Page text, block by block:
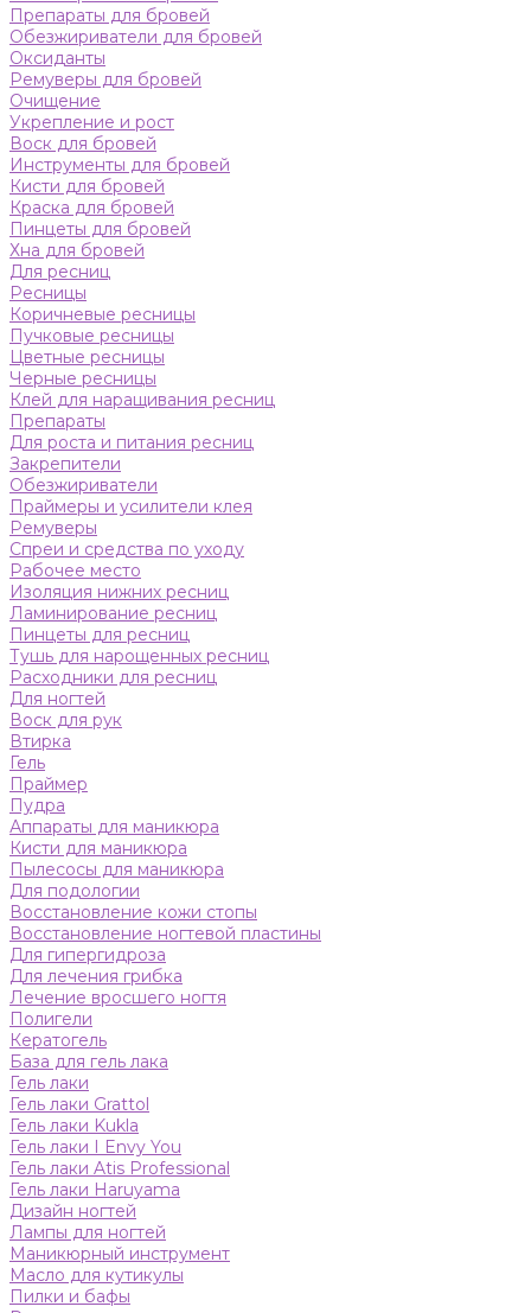
Препараты для бровей
Обезжириватели для бровей
Оксиданты
Ремуверы для бровей
Очищение
Укрепление и рост
Воск для бровей
Инструменты для бровей
Кисти для бровей
Краска для бровей
Пинцеты для бровей
Хна для бровей
Для ресниц
Ресницы
Коричневые ресницы
Пучковые ресницы
Цветные ресницы
Черные ресницы
Клей для наращивания ресниц
Препараты
Для роста и питания ресниц
Закрепители
Обезжириватели
Праймеры и усилители клея
Ремуверы
Спреи и средства по уходу
Рабочее место
Изоляция нижних ресниц
Ламинирование ресниц
Пинцеты для ресниц
Тушь для нарощенных ресниц
Расходники для ресниц
Для ногтей
Воск для рук
Втирка
Гель
Праймер
Пудра
Аппараты для маникюра
Кисти для маникюра
Пылесосы для маникюра
Для подологии
Восстановление кожи стопы
Восстановление ногтевой пластины
Для гипергидроза
Для лечения грибка
Лечение вросшего ногтя
Полигели
Кератогель
База для гель лака
Гель лаки
Гель лаки Grattol
Гель лаки Kukla
Гель лаки I Envy You
Гель лаки Atis Professional
Гель лаки Haruyama
Дизайн ногтей
Лампы для ногтей
Маникюрный инструмент
Масло для кутикулы
Пилки и бафы